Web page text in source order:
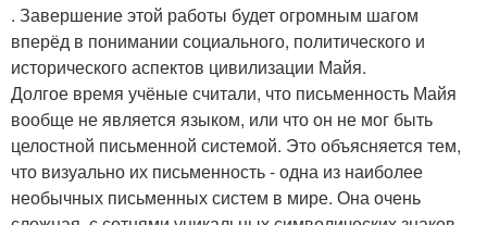
. Завершение этой работы будет огромным шагом
вперёд в понимании социального, политического и
исторического аспектов цивилизации Майя.
Долгое время учёные считали, что письменность Майя
вообще не является языком, или что он не мог быть
целостной письменной системой. Это объясняется тем,
что визуально их письменность - одна из наиболее
необычных письменных систем в мире. Она очень